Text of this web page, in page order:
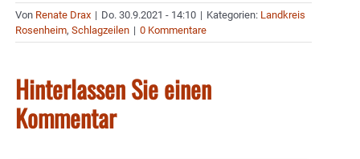
Von Renate Drax | Do. 30.9.2021 - 14:10 | Kategorien: Landkreis
Rosenheim, Schlagzeilen | 0 Kommentare
Hinterlassen Sie einen
Kommentar